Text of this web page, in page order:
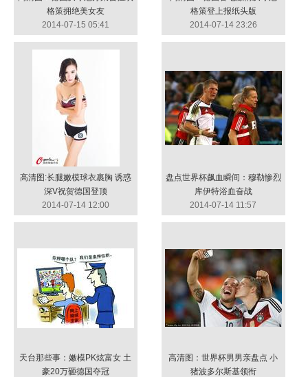
格策拥绝美女友
2014-07-15 05:41
格策登上报纸头版
2014-07-14 23:26
高清图:长腿嫩模球衣裹胸 诱惑
深V祝贺德国登顶
2014-07-14 12:00
盘点世界杯飙血瞬间：穆勒惨烈
库伊特浴血奋战
2014-07-14 11:57
天台那些事：嫩模PK炫富女 土
豪20万砸德国夺冠
高清图：世界杯男男亲盘点 小
猪波多尔斯基领衔